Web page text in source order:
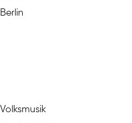
Berlin
Volksmusik